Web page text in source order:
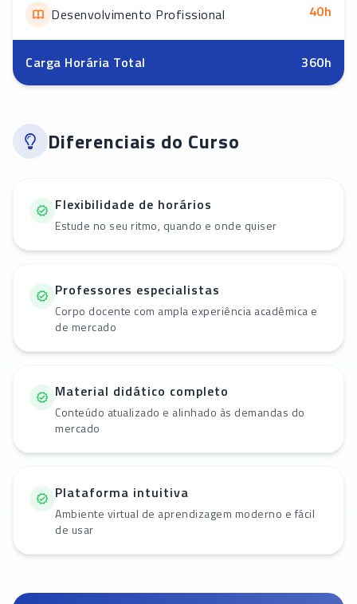
Desenvolvimento Profissional 40h
Carga Horária Total 360h
Diferenciais do Curso
Flexibilidade de horários
Estude no seu ritmo, quando e onde quiser
Professores especialistas
Corpo docente com ampla experiência acadêmica e
de mercado
Material didático completo
Conteúdo atualizado e alinhado às demandas do
mercado
Plataforma intuitiva
Ambiente virtual de aprendizagem moderno e fácil
de usar